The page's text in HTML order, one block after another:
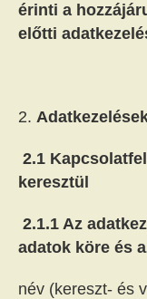
érinti a
előtti
2.1
keresztül
2.1.1 Az
adatok köre és
név (kereszt- és